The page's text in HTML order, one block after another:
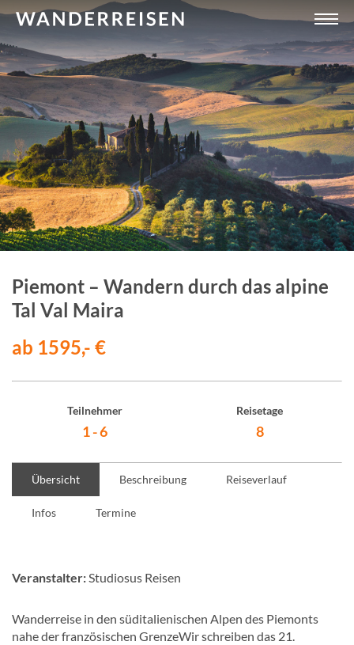
Piemont – Wandern durch das alpine
Tal Val Maira
ab 1595,- €
Teilnehmer
1 - 6
Reisetage
8
Übersicht Beschreibung Reiseverlauf
Infos Termine
Veranstalter:Studiosus Reisen
Wanderreise in den süditalienischen Alpen des Piemonts
nahe der französischen GrenzeWir schreiben das 21.